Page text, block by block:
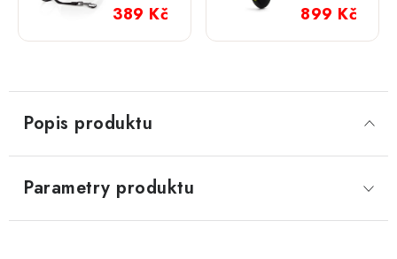
5m
389 Kč
m
899 Kč
Popis produktu
Parametry produktu